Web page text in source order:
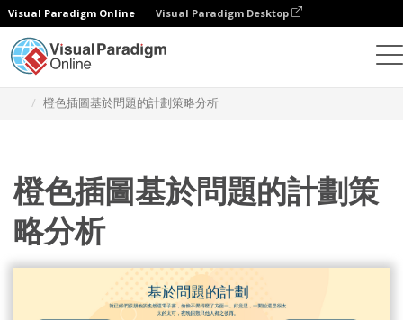
Visual Paradigm Online Visual Paradigm Desktop
橙色插圖基於問題的計劃策略分析
橙色插圖基於問題的計劃策
略分析